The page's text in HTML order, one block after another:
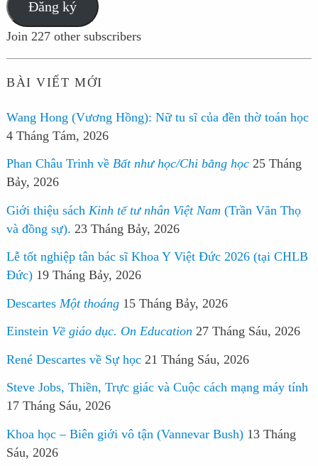
thư
điện
tử
(email)
Đăng ký
Join 227 other subscribers
BÀI VIẾT MỚI
Wang Hong (Vương Hồng): Nữ tu sĩ của đền thờ toán học
4 Tháng Tám, 2026
Phan Châu Trinh về Bất như học/Chi bằng học 25 Tháng
Bảy, 2026
Giới thiệu sách Kinh tế tư nhân Việt Nam (Trần Văn Thọ
và đồng sự). 23 Tháng Bảy, 2026
Lễ tốt nghiệp tân bác sĩ Khoa Y Việt Đức 2026 (tại CHLB
Đức) 19 Tháng Bảy, 2026
Descartes Một thoáng 15 Tháng Bảy, 2026
Einstein Về giáo dục. On Education 27 Tháng Sáu, 2026
René Descartes về Sự học 21 Tháng Sáu, 2026
Steve Jobs, Thiền, Trực giác và Cuộc cách mạng máy tính
17 Tháng Sáu, 2026
Khoa học – Biên giới vô tận (Vannevar Bush) 13 Tháng
Sáu, 2026